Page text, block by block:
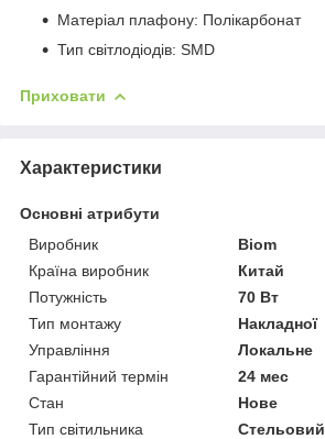
Матеріал плафону: Полікарбонат
Тип світлодіодів: SMD
Приховати
Характеристики
Основні атрибути
Виробник
Biom
Країна виробник
Китай
Потужність
70 Вт
Тип монтажу
Накладної
Управління
Локальне
Гарантійний термін
24 мес
Стан
Нове
Тип світильника
Стельовий